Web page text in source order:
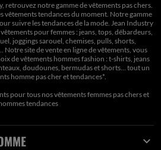
retrouvez notre gamme de vêtements pas chers.
vêtements tendances du moment. Notre gamme
suivre les tendances de la mode. Jean Industry
pour femmes : jeans, tops, débardeurs,
joggings sarouel, chemises, pulls, shorts,
site de vente en ligne de vêtements, vous
de vêtements hommes fashion : t-shirts, jeans
doudounes, bermudas et shorts… tout un
homme pas cher et tendances*.
pour tous nosvêtements femmes pas cherset
tendances
